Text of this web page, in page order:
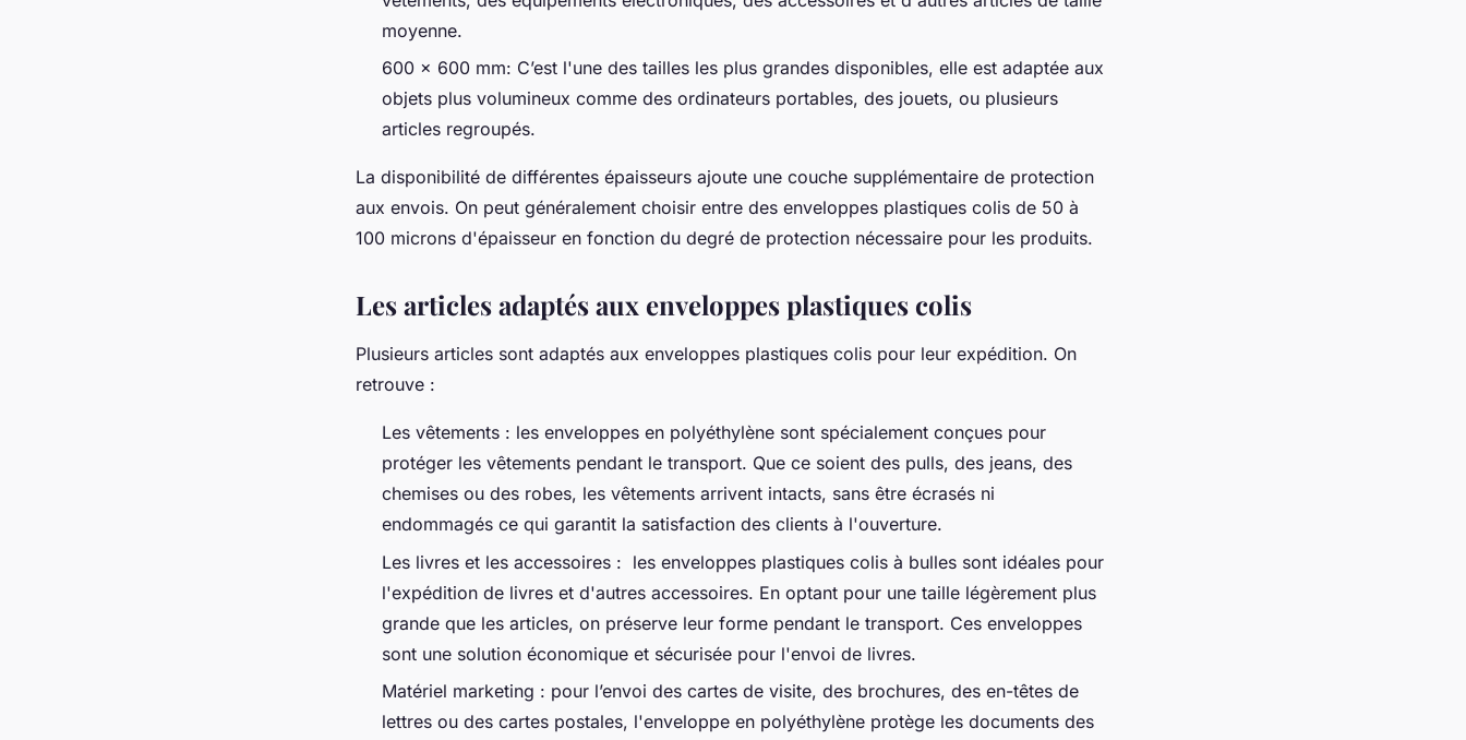
moyenne.
600 x 600 mm: C’est l'une des tailles les plus grandes disponibles, elle est adaptée aux
objets plus volumineux comme des ordinateurs portables, des jouets, ou plusieurs
articles regroupés.
La disponibilité de différentes épaisseurs ajoute une couche supplémentaire de protection
aux envois. On peut généralement choisir entre des enveloppes plastiques colis de 50 à
100 microns d'épaisseur en fonction du degré de protection nécessaire pour les produits.
Les articles adaptés aux enveloppes plastiques colis
Plusieurs articles sont adaptés aux enveloppes plastiques colis pour leur expédition. On
retrouve :
Les vêtements : les enveloppes en polyéthylène sont spécialement conçues pour
protéger les vêtements pendant le transport. Que ce soient des pulls, des jeans, des
chemises ou des robes, les vêtements arrivent intacts, sans être écrasés ni
endommagés ce qui garantit la satisfaction des clients à l'ouverture.
Les livres et les accessoires : les enveloppes plastiques colis à bulles sont idéales pour
l'expédition de livres et d'autres accessoires. En optant pour une taille légèrement plus
grande que les articles, on préserve leur forme pendant le transport. Ces enveloppes
sont une solution économique et sécurisée pour l'envoi de livres.
Matériel marketing : pour l’envoi des cartes de visite, des brochures, des en-têtes de
lettres ou des cartes postales, l'enveloppe en polyéthylène protège les documents des